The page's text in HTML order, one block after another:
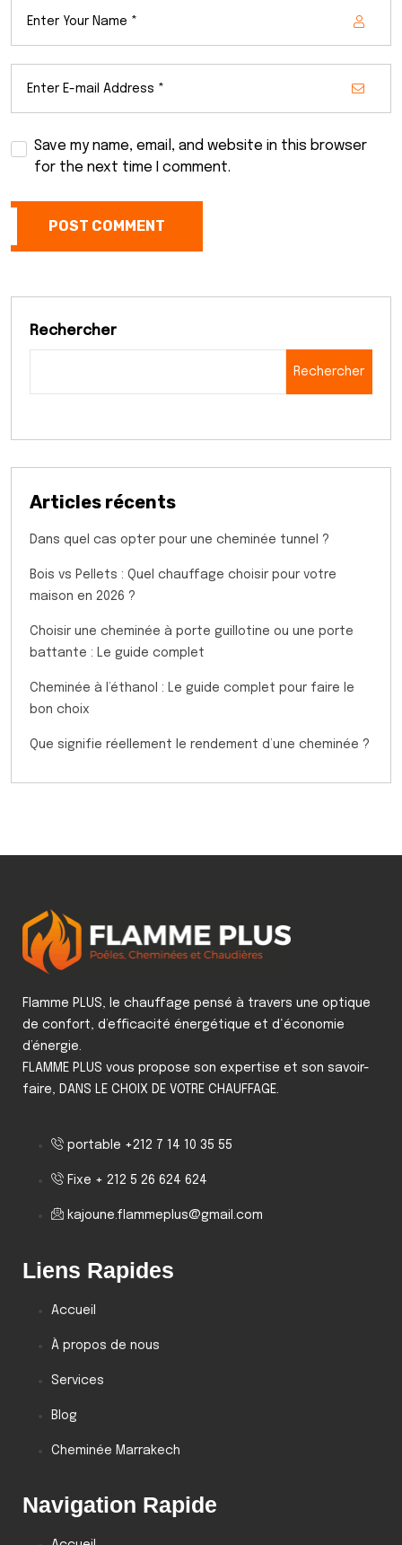
Save my name, email, and website in this browser
for the next time I comment.
POST COMMENT
Rechercher
Rechercher
Articles récents
Dans quel cas opter pour une cheminée tunnel ?
Bois vs Pellets : Quel chauffage choisir pour votre
maison en 2026 ?
Choisir une cheminée à porte guillotine ou une porte
battante : Le guide complet
Cheminée à l’éthanol : Le guide complet pour faire le
bon choix
Que signifie réellement le rendement d’une cheminée ?
Flamme PLUS, le chauffage pensé à travers une optique
de confort, d’efficacité énergétique et d‘économie
d’énergie.
FLAMME PLUS vous propose son expertise et son savoir-
faire, DANS LE CHOIX DE VOTRE CHAUFFAGE.
portable +212 7 14 10 35 55
Fixe + 212 5 26 624 624
kajoune.flammeplus@gmail.com
Liens Rapides
Accueil
À propos de nous
Services
Blog
Cheminée Marrakech
Navigation Rapide